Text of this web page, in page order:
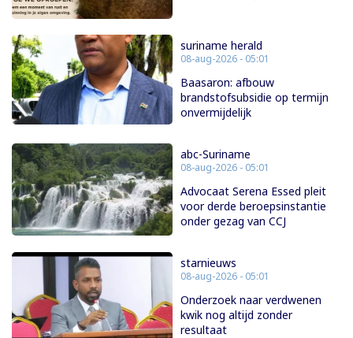
suriname herald
08-aug-2026 - 05:01
Baasaron: afbouw
brandstofsubsidie op termijn
onvermijdelijk
abc-Suriname
08-aug-2026 - 05:01
Advocaat Serena Essed pleit
voor derde beroepsinstantie
onder gezag van CCJ
starnieuws
08-aug-2026 - 05:01
Onderzoek naar verdwenen
kwik nog altijd zonder
resultaat